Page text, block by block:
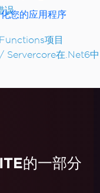
误
项目
在.Net6中
呈现器在冷启动
接错误
时的Azure管道错误
的
您的应用程序
的一部分